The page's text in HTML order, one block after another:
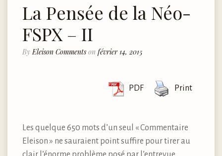
La Pensée de la Néo-
FSPX – II
By Eleison Comments on février 14, 2015
PDF Print
Les quelque 650 mots d’un seul « Commentaire
Eleison » ne sauraient point suffire pour tirer au